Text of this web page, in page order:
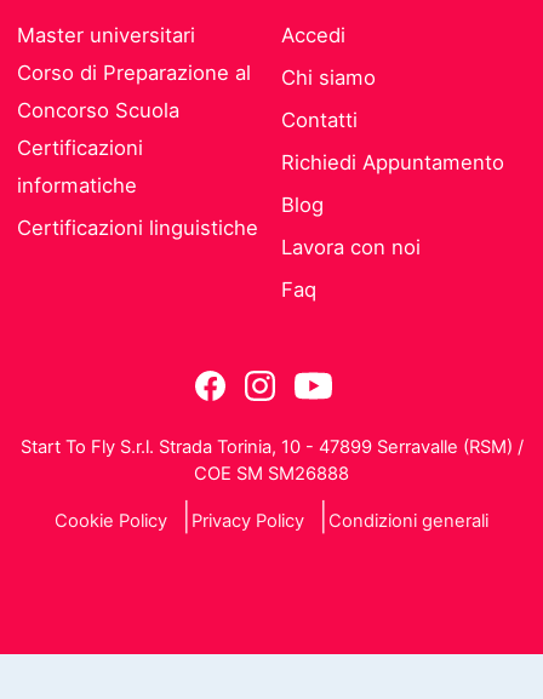
Master universitari
Corso di Preparazione al
Concorso Scuola
Certificazioni
informatiche
Certificazioni linguistiche
Accedi
Chi siamo
Contatti
Richiedi Appuntamento
Blog
Lavora con noi
Faq
Start To Fly S.r.l. Strada Torinia, 10 - 47899 Serravalle (RSM) /
COE SM SM26888
Cookie Policy Privacy Policy Condizioni generali